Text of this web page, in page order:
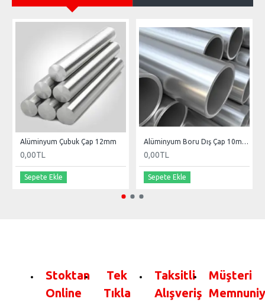
Alüminyum Çubuk Çap 12mm
0,00TL
Sepete Ekle
Alüminyum Boru Dış Çap 10mm Et Kal 1
0,00TL
Sepete Ekle
Stoktan
Online
Tek
Tıkla
Taksitli
Alışveriş
Müşteri